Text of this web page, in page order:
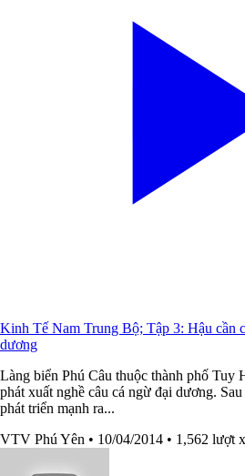
Kinh Tế Nam Trung Bộ; Tập 3: Hậu cần
dương
Làng biển Phú Câu thuộc thành phố Tuy
phát xuất nghề câu cá ngừ đại dương.
phát triển mạnh ra...
VTV Phú Yên • 10/04/2014 • 1,562 lượt